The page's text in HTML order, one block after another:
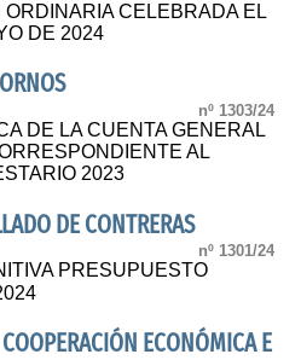
CELEBRADA EL
DE 2024
nº 1303/24
DE LA CUENTA GENERAL
AL
2023
DE CONTRERAS
nº 1301/24
PRESUPUESTO
ECONÓMICA E